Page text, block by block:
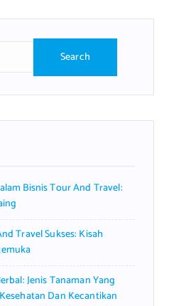
Bisnis Tour And Travel:
Travel Sukses: Kisah
Jenis Tanaman Yang
Dan Kecantikan